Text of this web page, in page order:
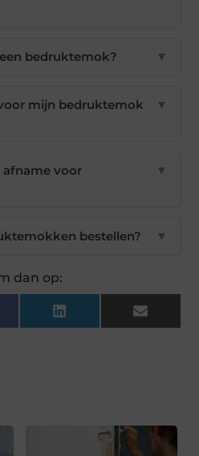
bedruktemok? ▼
mijn bedruktemok
▼
afname voor
▼
bestellen? ▼
dan op:
LinkedIn Email